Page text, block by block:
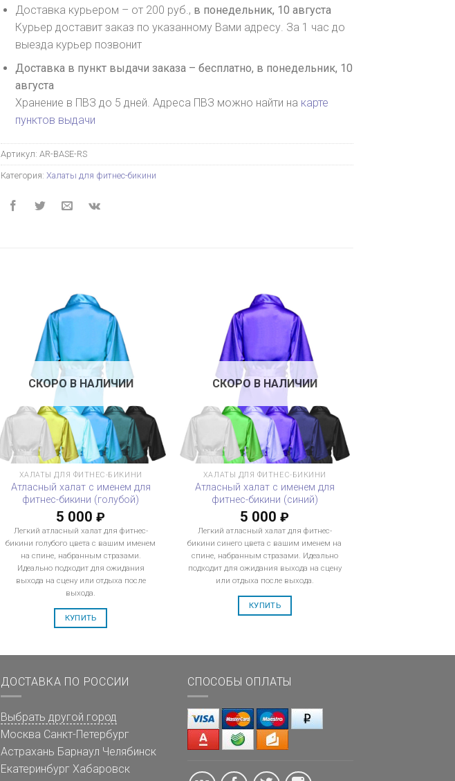
Доставка курьером – от 200 руб., в понедельник, 10 августа
Курьер доставит заказ по указанному Вами адресу. За 1 час до
выезда курьер позвонит
Доставка в пункт выдачи заказа – бесплатно, в понедельник, 10
августа
Хранение в ПВЗ до 5 дней. Адреса ПВЗ можно найти на карте
пунктов выдачи
Артикул: AR-BASE-RS
Категория: Халаты для фитнес-бикини
СКОРО В НАЛИЧИИ
ХАЛАТЫ ДЛЯ ФИТНЕС-БИКИНИ
Атласный халат с именем для
фитнес-бикини (голубой)
5 000₽
Легкий атласный халат для фитнес-
бикини голубого цвета с вашим именем
на спине, набранным стразами.
Идеально подходит для ожидания
выхода на сцену или отдыха после
выхода.
КУПИТЬ
СКОРО В НАЛИЧИИ
ХАЛАТЫ ДЛЯ ФИТНЕС-БИКИНИ
Атласный халат с именем для
фитнес-бикини (синий)
5 000₽
Легкий атласный халат для фитнес-
бикини синего цвета с вашим именем на
спине, набранным стразами. Идеально
подходит для ожидания выхода на сцену
или отдыха после выхода.
КУПИТЬ
ДОСТАВКА ПО РОССИИ
Выбрать другой город
Москва Санкт-Петербург
Астрахань Барнаул Челябинск
Екатеринбург Хабаровск
СПОСОБЫ ОПЛАТЫ